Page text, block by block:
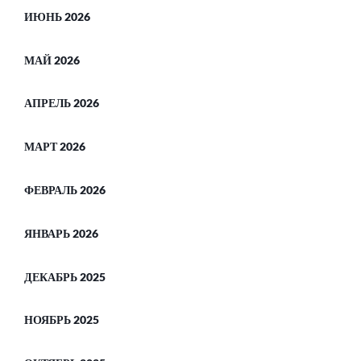
ИЮНЬ 2026
МАЙ 2026
АПРЕЛЬ 2026
МАРТ 2026
ФЕВРАЛЬ 2026
ЯНВАРЬ 2026
ДЕКАБРЬ 2025
НОЯБРЬ 2025